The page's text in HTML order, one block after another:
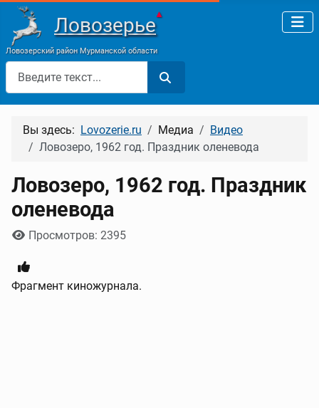
Ловозерье▲
Ловозерский район Мурманской области
Поиск
Вы здесь: Lovozerie.ru Медиа
Видео
Ловозеро, 1962 год. Праздник оленевода
Ловозеро, 1962 год. Праздник
оленевода
Информация о материале
Просмотров: 2395
Фрагмент киножурнала.